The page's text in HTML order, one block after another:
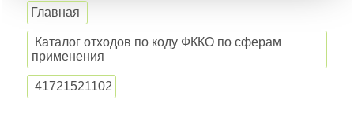
Главная
Каталог отходов по коду ФККО по сферам
применения
41721521102